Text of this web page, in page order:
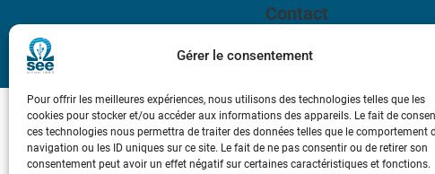
Gérer le consentement
Pour offrir les meilleures expériences, nous utilisons des technologies telles que les
cookies pour stocker et/ou accéder aux informations des appareils. Le fait de
ces technologies nous permettra de traiter des données telles que le comportement
navigation ou les ID uniques sur ce site. Le fait de ne pas consentir ou de retirer son
consentement peut avoir un effet négatif sur certaines caractéristiques et fonctions.
Contact